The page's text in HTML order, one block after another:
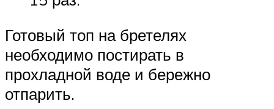
Готовый топ на бретелях
необходимо постирать в
прохладной воде и бережно
отпарить.